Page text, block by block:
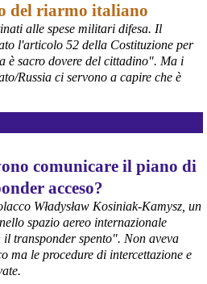
l’ex Ilva, poi non saranno più
ha confermato il ministro Adolfo
con le imprese dell’indotto: la
autorizzato dall’Unione europea
agosto e restituita dal futuro
esce dal vertice al Mimit più
lamentando l’assenza di certezze
la necessità di un ruolo diretto
chiede un piano industriale
strumenti di tutela per i lavoratori
del riarmo italiano
alle spese militari difesa. Il
l'articolo 52 della Costituzione per
è sacro dovere del cittadino". Ma i
Russia ci servono a capire che è
comunicare il piano di
acceso?
Władysław Kosiniak-Kamysz, un
spazio aereo internazionale
transponder spento". Non aveva
ma le procedure di intercettazione e